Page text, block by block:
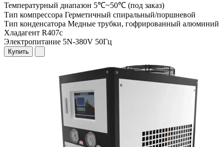
Температурный диапазон 5℃~50℃ (под заказ)
Тип компрессора Герметичный спиральный/поршневой
Тип конденсатора Медные трубки, гофрированный алюминий
Хладагент R407c
Электропитание 5N-380V 50Гц
Купить